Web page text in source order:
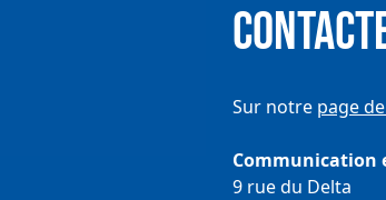
Sur notre page
Communication
9 rue du Delta